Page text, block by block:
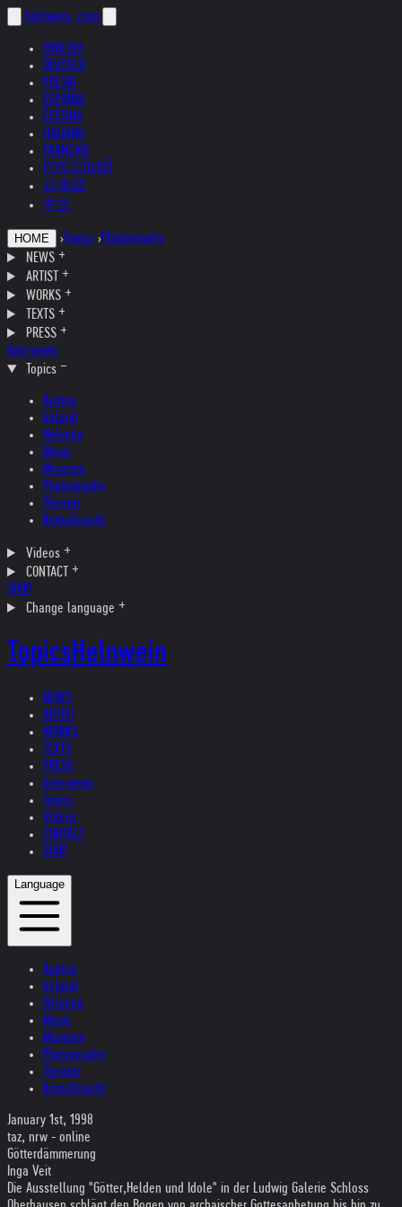
helnwein .com
ENGLISH
DEUTSCH
POLSKI
ESPAÑOL
ČEŠTINA
ITALIANO
FRANÇAIS
РУССКИЙ
日本語
中文
HOME › Topics ›Photography
NEWS
ARTIST
WORKS
TEXTS
PRESS
Interviews
Topics
Austria
Ireland
Helvetia
Music
Museum
Photography
Theater
Kristallnacht
Videos
CONTACT
SHOP
Change language
TopicsHelnwein
NEWS
ARTIST
WORKS
TEXTS
PRESS
Interviews
Topics
Videos
CONTACT
SHOP
Language
Austria
Ireland
Helvetia
Music
Museum
Photography
Theater
Kristallnacht
January 1st, 1998
taz, nrw - online
Götterdämmerung
Inga Veit
Die Ausstellung "Götter,Helden und Idole" in der Ludwig Galerie Schloss